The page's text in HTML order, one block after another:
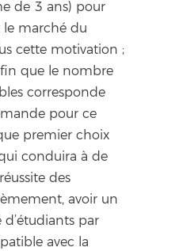
de 3 ans) pour
marché du
cette motivation ;
que le nombre
corresponde
pour ce
premier choix
conduira à de
des
avoir un
par
avec la